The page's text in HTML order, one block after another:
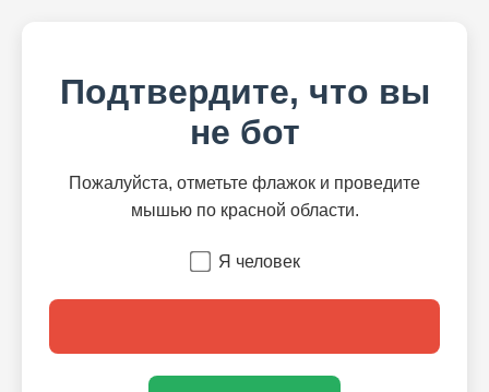
Подтвердите, что вы
не бот
Пожалуйста, отметьте флажок и проведите
мышью по красной области.
Я человек